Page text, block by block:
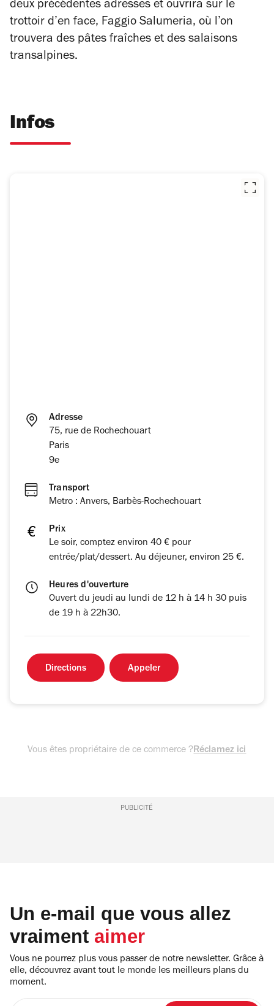
deux précédentes adresses et ouvrira sur le
trottoir d’en face, Faggio Salumeria, où l’on
trouvera des pâtes fraîches et des salaisons
transalpines.
Infos
Adresse
75, rue de Rochechouart
Paris
9e
Transport
Metro : Anvers, Barbès-Rochechouart
Prix
Le soir, comptez environ 40 € pour
entrée/plat/dessert. Au déjeuner, environ 25 €.
Heures d'ouverture
Ouvert du jeudi au lundi de 12 h à 14 h 30 puis
de 19 h à 22h30.
Directions Appeler
Vous êtes propriétaire de ce commerce ?Réclamez ici
PUBLICITÉ
Un e-mail que vous allez
vraiment aimer
Vous ne pourrez plus vous passer de notre newsletter. Grâce à
elle, découvrez avant tout le monde les meilleurs plans du
moment.